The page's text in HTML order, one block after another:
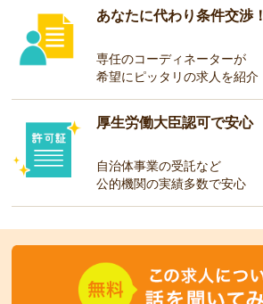
あなたに代わり条件交渉！
専任のコーディネーターが
希望にピッタリの求人を紹介
厚生労働大臣認可で安心
自治体事業の受託など
公的機関の実績多数で安心